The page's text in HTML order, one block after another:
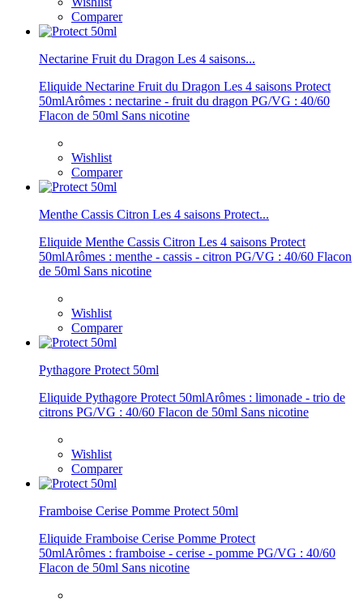
Comparer
Nectarine Fruit du Dragon Les 4 saisons...
Eliquide Nectarine Fruit du Dragon Les 4 saisons Protect
50mlArômes : nectarine - fruit du dragon PG/VG : 40/60
Flacon de 50ml Sans nicotine
Wishlist
Comparer
Menthe Cassis Citron Les 4 saisons Protect...
Eliquide Menthe Cassis Citron Les 4 saisons Protect
50mlArômes : menthe - cassis - citron PG/VG : 40/60 Flacon
de 50ml Sans nicotine
Wishlist
Comparer
Pythagore Protect 50ml
Eliquide Pythagore Protect 50mlArômes : limonade - trio de
citrons PG/VG : 40/60 Flacon de 50ml Sans nicotine
Wishlist
Comparer
Framboise Cerise Pomme Protect 50ml
Eliquide Framboise Cerise Pomme Protect
50mlArômes : framboise - cerise - pomme PG/VG : 40/60
Flacon de 50ml Sans nicotine